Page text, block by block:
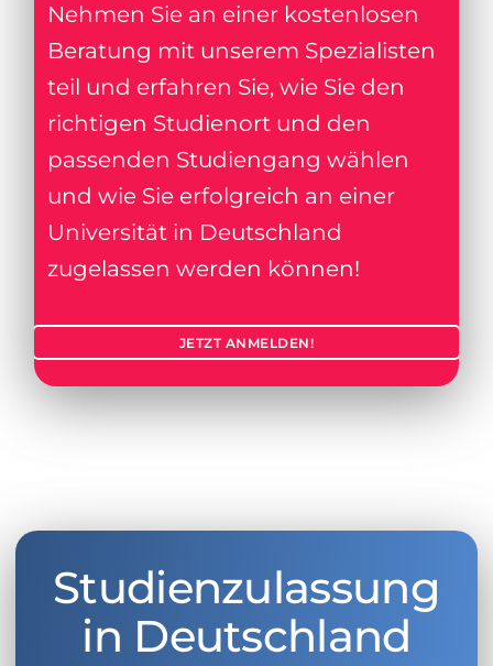
Nehmen Sie an einer kostenlosen
Beratung mit unserem Spezialisten
teil und erfahren Sie, wie Sie den
richtigen Studienort und den
passenden Studiengang wählen
und wie Sie erfolgreich an einer
Universität in Deutschland
zugelassen werden können!
JETZT ANMELDEN!
Studienzulassung
in Deutschland